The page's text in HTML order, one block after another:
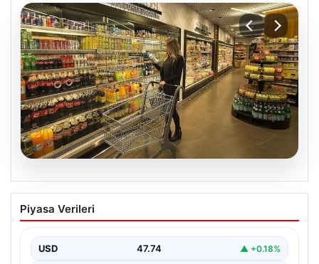
07.08.2026
Enflasyon verileri ne zaman
açıklanacak? 2026 TÜİK mart ayı
Piyasa Verileri
USD 47.74 ▲ +0.18%